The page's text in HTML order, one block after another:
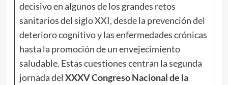
decisivo en algunos de los grandes retos
sanitarios del siglo XXI, desde la prevención del
deterioro cognitivo y las enfermedades crónicas
hasta la promoción de un envejecimiento
saludable. Estas cuestiones centran la segunda
jornada del XXXV Congreso Nacional de la